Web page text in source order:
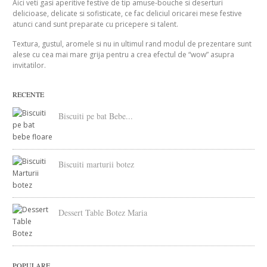
Aici veti gasi aperitive festive de tip amuse-bouche si deserturi
delicioase, delicate si sofisticate, ce fac deliciul oricarei mese festive
atunci cand sunt preparate cu pricepere si talent.
Textura, gustul, aromele si nu in ultimul rand modul de prezentare sunt
alese cu cea mai mare grija pentru a crea efectul de “wow” asupra
invitatilor.
RECENTE
Biscuiti pe bat Bebe...
Biscuiti marturii botez
Dessert Table Botez Maria
POPULARE